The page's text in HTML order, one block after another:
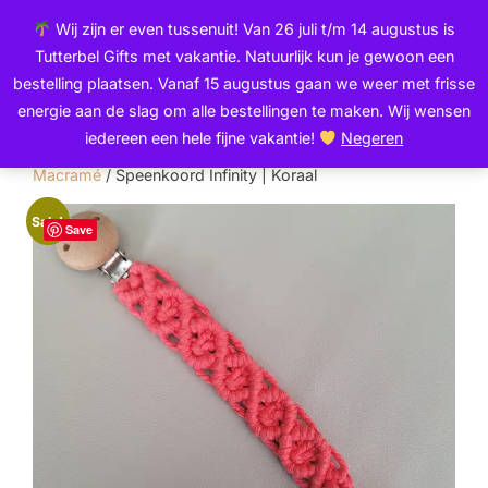
Wij zijn er even tussenuit! Van 26 juli t/m 14 augustus is
Tutterbel Gifts met vakantie. Natuurlijk kun je gewoon een
bestelling plaatsen. Vanaf 15 augustus gaan we weer met frisse
energie aan de slag om alle bestellingen te maken. Wij wensen
iedereen een hele fijne vakantie!
Negeren
inhoud
inhoud
Zoek
naar:
/Speenkoorden/ Speenkoord |
Macramé / Speenkoord Infinity | Koraal
Sale!
Save